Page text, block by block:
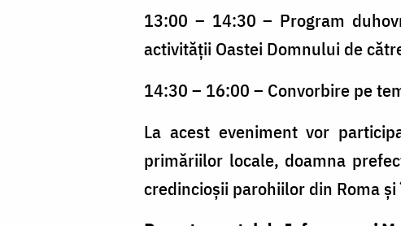
13:00 – 14:30 – Program
activității Oastei Domnului de
14:30 – 16:00 – Convorbire pe
La acest eveniment vor
primăriilor locale, doamna
credincioșii parohiilor din Roma